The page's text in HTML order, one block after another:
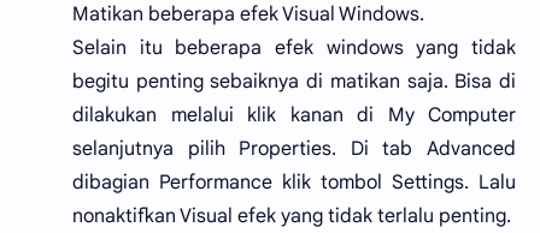
Matikan beberapa efek Visual Windows.
Selain itu beberapa efek windows yang tidak
begitu penting sebaiknya di matikan saja. Bisa di
dilakukan melalui klik kanan di My Computer
selanjutnya pilih Properties. Di tab Advanced
dibagian Performance klik tombol Settings. Lalu
nonaktifkan Visual efek yang tidak terlalu penting.